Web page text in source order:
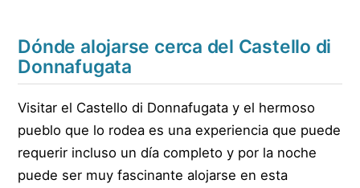
Dónde alojarse cerca del Castello di
Donnafugata
Visitar el Castello di Donnafugata y el hermoso
pueblo que lo rodea es una experiencia que puede
requerir incluso un día completo y por la noche
puede ser muy fascinante alojarse en esta